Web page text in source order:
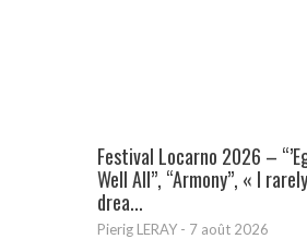
Festival Locarno 2026 –
Well All”, “Armony”, « I
drea...
Pierig LERAY - 7 août 2026